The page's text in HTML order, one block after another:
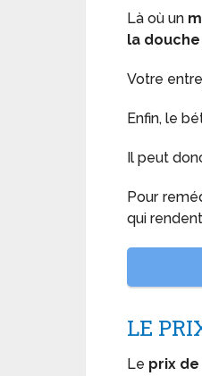
Là où un
la douche
Votre
Enfin, le
Il peut
Pour
qui
LE
Le prix